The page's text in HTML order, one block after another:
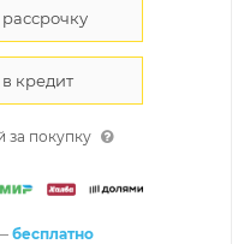
за покупку
бесплатно